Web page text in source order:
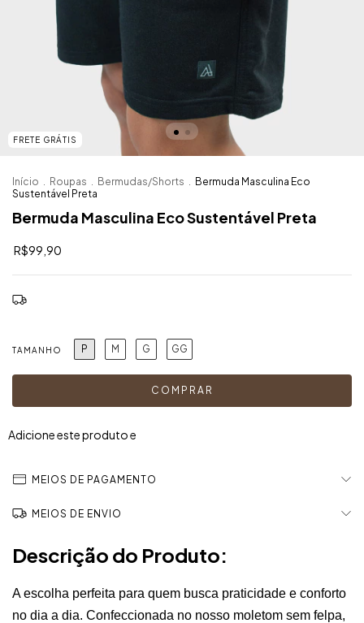
FRETE GRÁTIS
Início . Roupas . Bermudas/Shorts . Bermuda Masculina Eco
Sustentável Preta
Bermuda Masculina Eco Sustentável Preta
R$99,90
TAMANHO P M G GG
Adicione este produto e
MEIOS DE PAGAMENTO
MEIOS DE ENVIO
Descrição do Produto:
A escolha perfeita para quem busca praticidade e conforto
no dia a dia. Confeccionada no nosso moletom sem felpa,